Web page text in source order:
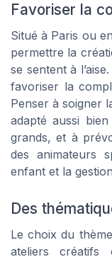
Favoriser la
Situé à Paris ou
permettre la
se sentent à
favoriser la
Penser à soigner
adapté aussi
grands, et à
des animateurs
enfant et la
Des
Le choix du
ateliers créatifs